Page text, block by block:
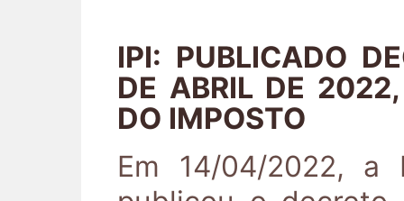
IPI: PUBLICADO
DE ABRIL DE
DO IMPOSTO
Em 14/04/2022, a